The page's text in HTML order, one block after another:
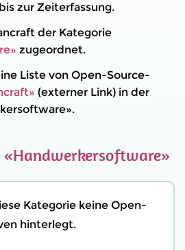
zur Zeiterfassung.
der Kategorie
zugeordnet.
Liste von Open-Source-
(externer Link) in der
«Handwerkersoftware»
Kategorie keine Open-
hinterlegt.